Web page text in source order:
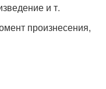
и т.
произнесения,